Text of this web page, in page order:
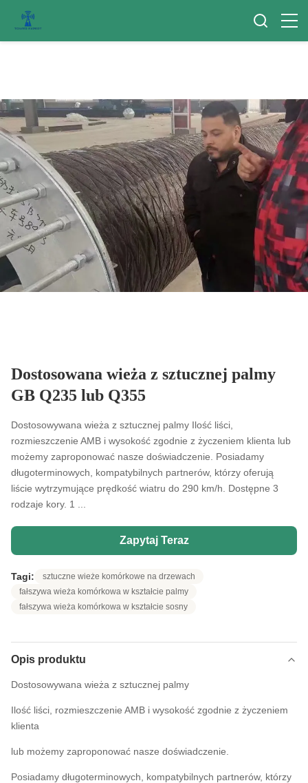
Dostosowana wieża z sztucznej palmy
GB Q235 lub Q355
Dostosowywana wieża z sztucznej palmy Ilość liści,
rozmieszczenie AMB i wysokość zgodnie z życzeniem klienta lub
możemy zaproponować nasze doświadczenie. Posiadamy
długoterminowych, kompatybilnych partnerów, którzy oferują
liście wytrzymujące prędkość wiatru do 290 km/h. Dostępne 3
rodzaje kory. 1 ...
Zapytaj Teraz
Tagi:
sztuczne wieże komórkowe na drzewach
fałszywa wieża komórkowa w kształcie palmy
fałszywa wieża komórkowa w kształcie sosny
Opis produktu
Dostosowywana wieża z sztucznej palmy
Ilość liści, rozmieszczenie AMB i wysokość zgodnie z życzeniem
klienta
lub możemy zaproponować nasze doświadczenie.
Posiadamy długoterminowych, kompatybilnych partnerów, którzy